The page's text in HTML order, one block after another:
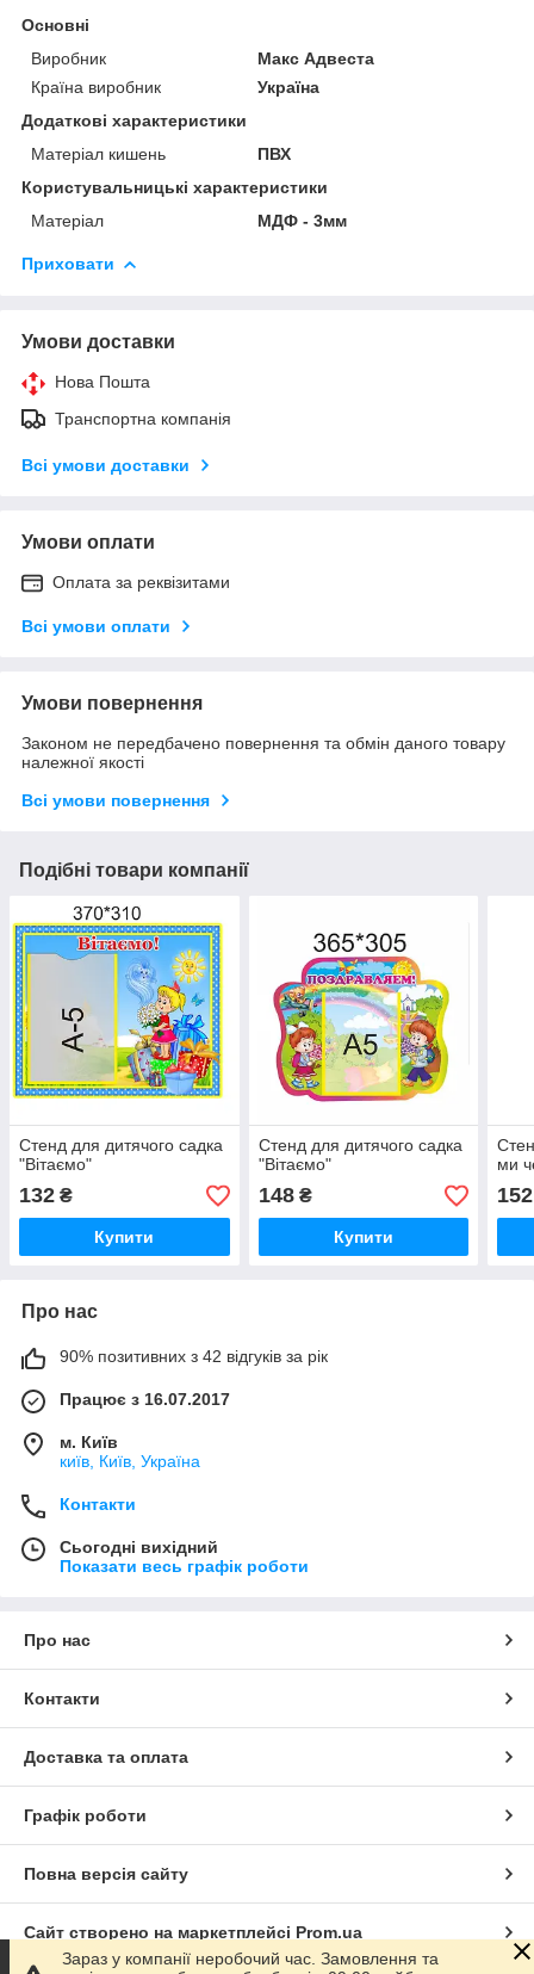
Основні
Виробник
Макс Адвеста
Країна виробник
Україна
Додаткові характеристики
Матеріал кишень
ПВХ
Користувальницькі характеристики
Матеріал
МДФ - 3мм
Приховати
Умови доставки
Нова Пошта
Транспортна компанія
Всі умови доставки
Умови оплати
Оплата за реквізитами
Всі умови оплати
Умови повернення
Законом не передбачено повернення та обмін даного товару
належної якості
Всі умови повернення
Подібні товари компанії
Стенд для дитячого садка
"Вітаємо"
132 ₴
Купити
Стенд для дитячого садка
"Вітаємо"
148₴
Купити
ми
152
Про нас
90% позитивних з 42 відгуків за рік
Працює з 16.07.2017
м. Київ
київ, Київ, Україна
Контакти
Сьогодні вихідний
Показати весь графік роботи
Про нас
Контакти
Доставка та оплата
Графік роботи
Повна версія сайту
Сайт створено на маркетплейсі Prom.ua
Зараз у компанії неробочий час. Замовлення та